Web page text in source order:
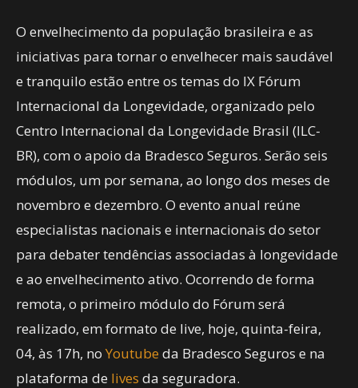
O envelhecimento da população brasileira e as
iniciativas para tornar o envelhecer mais saudável
e tranquilo estão entre os temas do IX Fórum
Internacional da Longevidade, organizado pelo
Centro Internacional da Longevidade Brasil (ILC-
BR), com o apoio da Bradesco Seguros. Serão seis
módulos, um por semana, ao longo dos meses de
novembro e dezembro. O evento anual reúne
especialistas nacionais e internacionais do setor
para debater tendências associadas à longevidade
e ao envelhecimento ativo. Ocorrendo de forma
remota, o primeiro módulo do Fórum será
realizado, em formato de live, hoje, quinta-feira,
04, às 17h, no Youtube da Bradesco Seguros e na
plataforma de lives da seguradora.